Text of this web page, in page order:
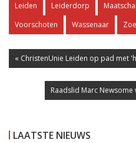
Leiden Leiderdorp
Voorschoten
Wassenaar
« ChristenUnie Leiden op pad met
Raadslid Marc
LAATSTE NIEUWS